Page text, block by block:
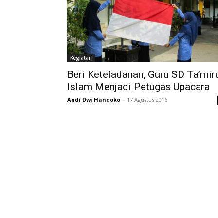
Kegiatan
Beri Keteladanan, Guru SD
Islam Menjadi Petugas Upacara
Andi Dwi Handoko - 17 Agustus 2016